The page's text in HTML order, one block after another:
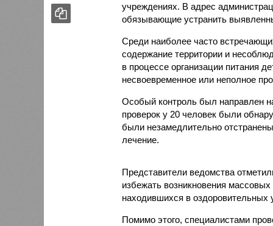
учреждениях. В адрес
обязывающие устранить
Среди наиболее часто
содержание территории и
в процессе организации питания
несвоевременное или неполное
Особый контроль был направлен
проверок у 20 человек были
были незамедлительно
лечение.
Представители ведомства
избежать возникновения
находившихся в оздоровительных
Помимо этого, специалистами